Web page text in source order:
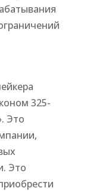
325-
Это
Это